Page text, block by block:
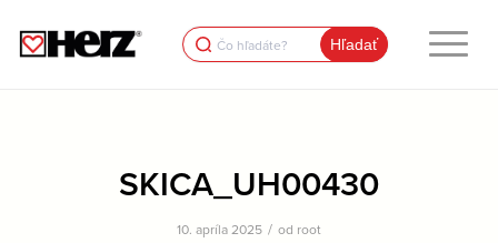
Search
for:
SKICA_UH00430
10. apríla 2025 / od root